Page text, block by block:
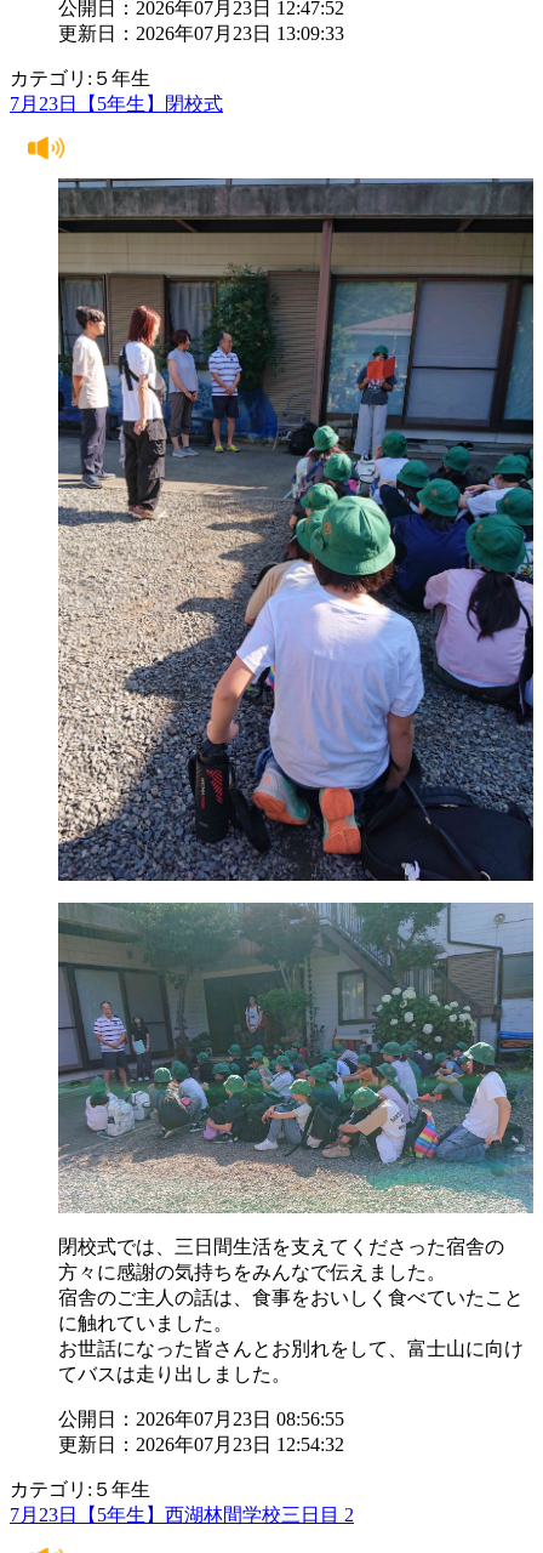
公開日：2026年07月23日 12:47:52
更新日：2026年07月23日 13:09:33
カテゴリ:５年生
7月23日【5年生】閉校式
閉校式では、三日間生活を支えてくださった宿舎の
方々に感謝の気持ちをみんなで伝えました。
宿舎のご主人の話は、食事をおいしく食べていたこと
に触れていました。
お世話になった皆さんとお別れをして、富士山に向け
てバスは走り出しました。
公開日：2026年07月23日 08:56:55
更新日：2026年07月23日 12:54:32
カテゴリ:５年生
7月23日【5年生】西湖林間学校三日目 2